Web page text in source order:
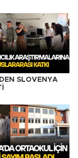
SLOVENYA